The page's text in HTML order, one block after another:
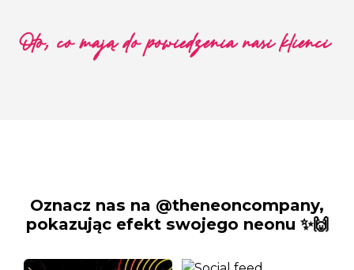
Oto, co mają do powiedzenia nasi klienci
Oznacz nas na @theneoncompany,
pokazując efekt swojego neonu ✨🙌